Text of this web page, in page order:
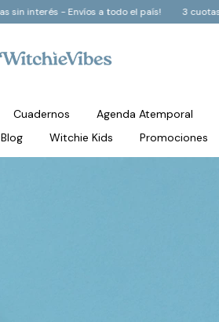
3 cuotas sin interés - Envíos a todo el país!
Cuadernos Agenda Atemporal
Blog Witchie Kids Promociones